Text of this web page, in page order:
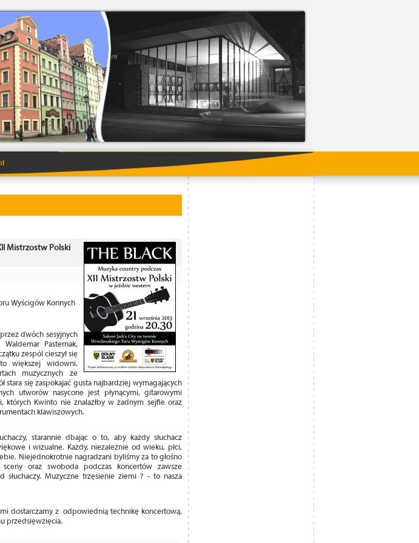
Mistrzostw Polski
Wyścigów Konnych
przez dwóch sesyjnych
Pasternak,
zespól cieszył się
większej widowni.
muzycznych ze
się zaspokajać gusta najbardziej wymagających
utworów nasycone jest płynącymi, gitarowymi
których Kwinto nie znalazłby w żadnym sejfie oraz
klawiszowych.
starannie dbając o to, aby każdy słuchacz
i wizualne. Każdy, niezależnie od wieku, płci,
Niejednokrotnie nagradzani byliśmy za to głośno
oraz swoboda podczas koncertów zawsze
słuchaczy. Muzyczne trzęsienie ziemi ? - to nasza
dostarczamy z odpowiednią technikę koncertową,
przedsięwzięcia.